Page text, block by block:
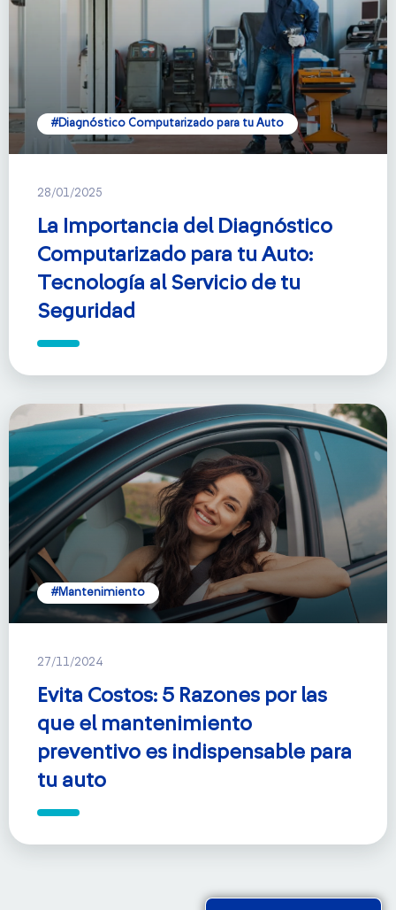
#Diagnóstico Computarizado para tu Auto
28/01/2025
La Importancia del Diagnóstico
Computarizado para tu Auto:
Tecnología al Servicio de tu
Seguridad
#Mantenimiento
27/11/2024
Evita Costos: 5 Razones por las
que el mantenimiento
preventivo es indispensable para
tu auto